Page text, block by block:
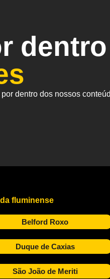
dentro
dentro dos nossos
fluminense
Belford Roxo
Duque de Caxias
São João de Meriti